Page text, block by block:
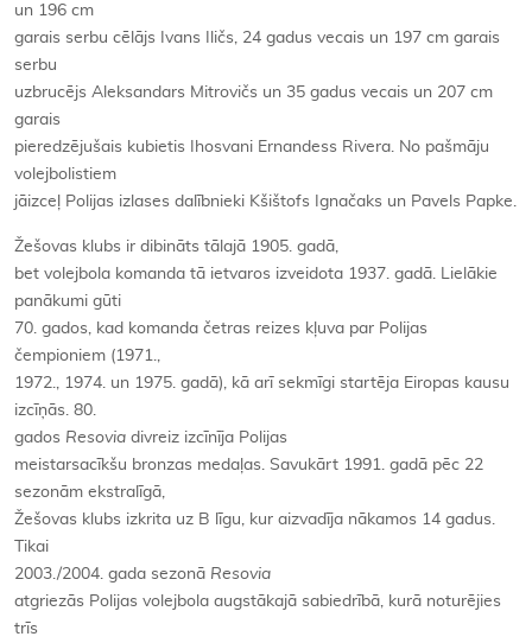
un 196 cm
garais serbu cēlājs Ivans Iličs, 24 gadus vecais un 197 cm garais
serbu
uzbrucējs Aleksandars Mitrovičs un 35 gadus vecais un 207 cm
garais
pieredzējušais kubietis Ihosvani Ernandess Rivera. No pašmāju
volejbolistiem
jāizceļ Polijas izlases dalībnieki Kšištofs Ignačaks un Pavels Papke.
Žešovas klubs ir dibināts tālajā 1905. gadā,
bet volejbola komanda tā ietvaros izveidota 1937. gadā. Lielākie
panākumi gūti
70. gados, kad komanda četras reizes kļuva par Polijas
čempioniem (1971.,
1972., 1974. un 1975. gadā), kā arī sekmīgi startēja Eiropas kausu
izcīņās. 80.
gados Resovia divreiz izcīnīja Polijas
meistarsacīkšu bronzas medaļas. Savukārt 1991. gadā pēc 22
sezonām ekstralīgā,
Žešovas klubs izkrita uz B līgu, kur aizvadīja nākamos 14 gadus.
Tikai
2003./2004. gada sezonā Resovia
atgriezās Polijas volejbola augstākajā sabiedrībā, kurā noturējies
trīs